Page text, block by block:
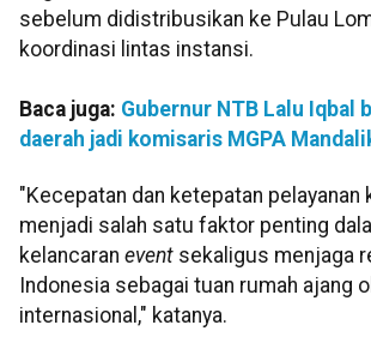
sebelum didistribusikan ke Pulau
koordinasi lintas instansi.
Baca juga: Gubernur NTB Lalu Iqbal
daerah jadi komisaris MGPA
"Kecepatan dan ketepatan pelayanan
menjadi salah satu faktor penting
kelancaran event sekaligus menjaga
Indonesia sebagai tuan rumah ajang
internasional," katanya.